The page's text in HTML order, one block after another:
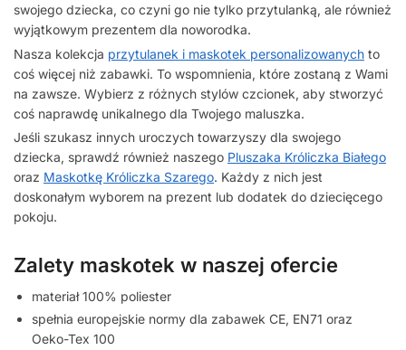
swojego dziecka, co czyni go nie tylko przytulanką, ale również
wyjątkowym prezentem dla noworodka.
Nasza kolekcja przytulanek i maskotek personalizowanych to
coś więcej niż zabawki. To wspomnienia, które zostaną z Wami
na zawsze. Wybierz z różnych stylów czcionek, aby stworzyć
coś naprawdę unikalnego dla Twojego maluszka.
Jeśli szukasz innych uroczych towarzyszy dla swojego
dziecka, sprawdź również naszego Pluszaka Króliczka Białego
oraz Maskotkę Króliczka Szarego. Każdy z nich jest
doskonałym wyborem na prezent lub dodatek do dziecięcego
pokoju.
Zalety maskotek w naszej ofercie
materiał 100% poliester
spełnia europejskie normy dla zabawek CE, EN71 oraz
Oeko-Tex 100